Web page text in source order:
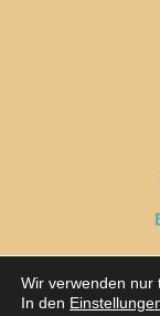
Wir verwenden nur
In den